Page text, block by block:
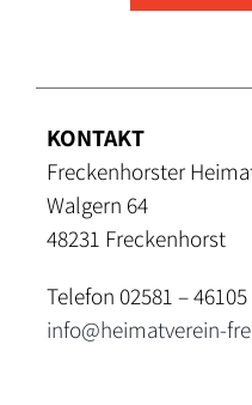
KONTAKT
Freckenhorster
Walgern 64
48231 Freckenhorst
Telefon 02581 – 46105
info@heimatverein-